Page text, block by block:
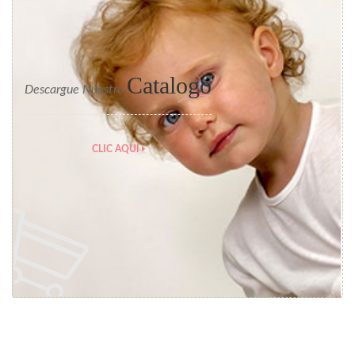
Descargue Nuestro Catalogo
CLIC AQUÍ